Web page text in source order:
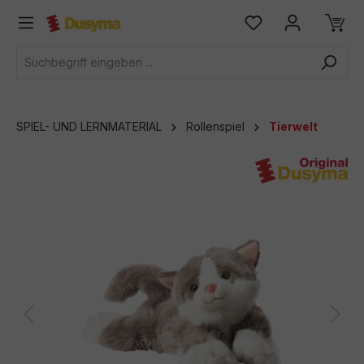
springen
SPIEL- UND LERNMATERIAL Rollenspiel Tierwelt